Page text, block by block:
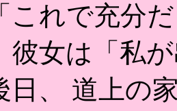
これで充分
彼女は「私
日、 道上の